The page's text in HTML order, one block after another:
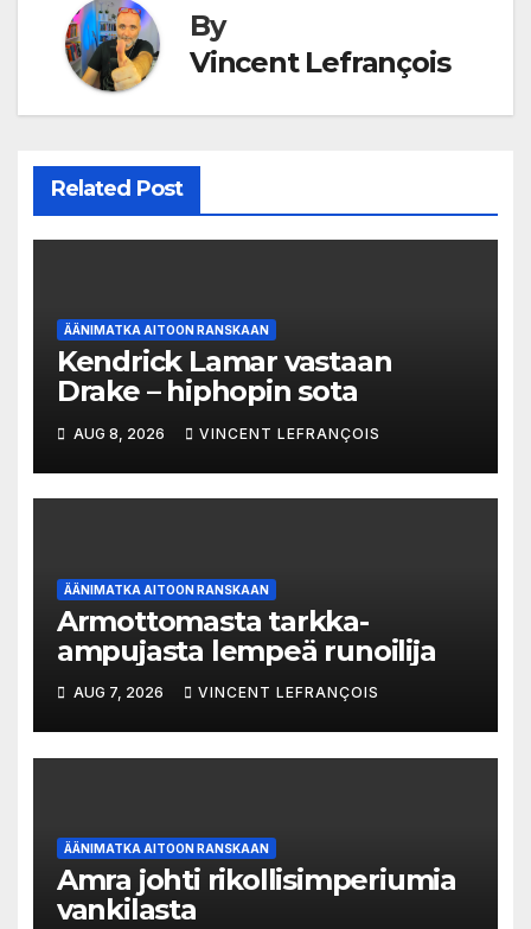
By
Vincent Lefrançois
Related Post
ÄÄNIMATKA AITOON RANSKAAN
Kendrick Lamar vastaan
Drake – hiphopin sota
AUG 8, 2026 VINCENT LEFRANÇOIS
ÄÄNIMATKA AITOON RANSKAAN
Armottomasta tarkka-
ampujasta lempeä runoilija
AUG 7, 2026 VINCENT LEFRANÇOIS
ÄÄNIMATKA AITOON RANSKAAN
Amra johti rikollisimperiumia
vankilasta